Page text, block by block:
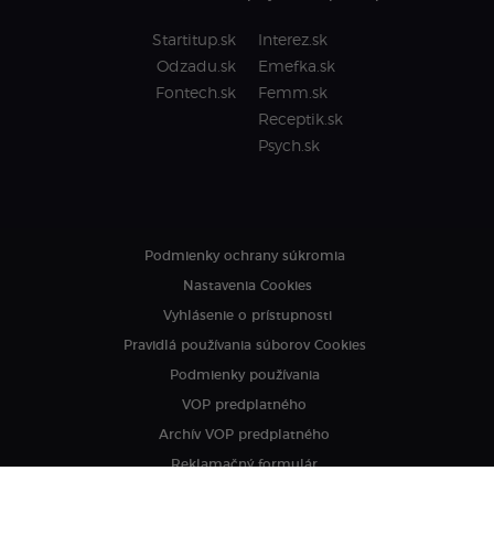
Startitup.sk
Odzadu.sk
Fontech.sk
Interez.sk
Emefka.sk
Femm.sk
Receptik.sk
Psych.sk
Podmienky ochrany súkromia
Nastavenia Cookies
Vyhlásenie o prístupnosti
Pravidlá používania súborov Cookies
Podmienky používania
VOP predplatného
Archív VOP predplatného
Reklamačný formulár